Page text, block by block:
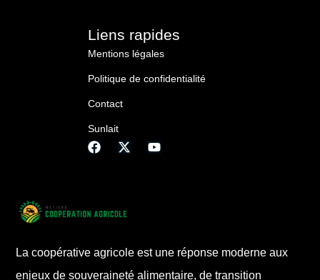
La coopérative agricole est une réponse moderne aux
enjeux de souveraineté alimentaire, de transition
Liens rapides
Mentions légales
Politique de confidentialité
Contact
Sunlait